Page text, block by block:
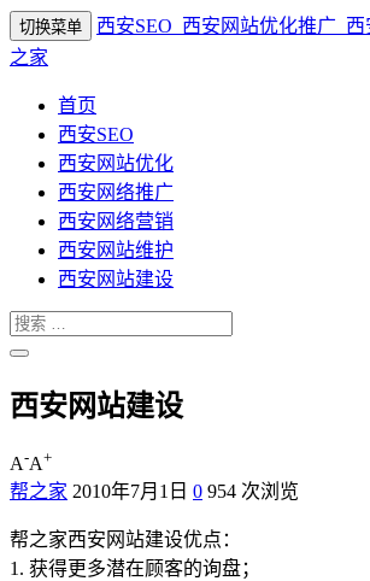
切换菜单
西安SEO_西安网站优化推广_
之家
首页
西安SEO
西安网站优化
西安网络推广
西安网络营销
西安网站维护
西安网站建设
西安网站建设
A-A+
帮之家 2010年7月1日 0 954 次浏览
帮之家西安网站建设优点：
1. 获得更多潜在顾客的询盘；